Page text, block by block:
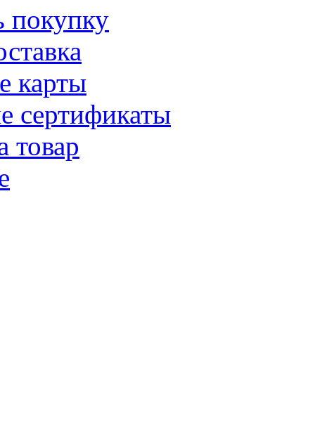
покупку
карты
сертификаты
товар